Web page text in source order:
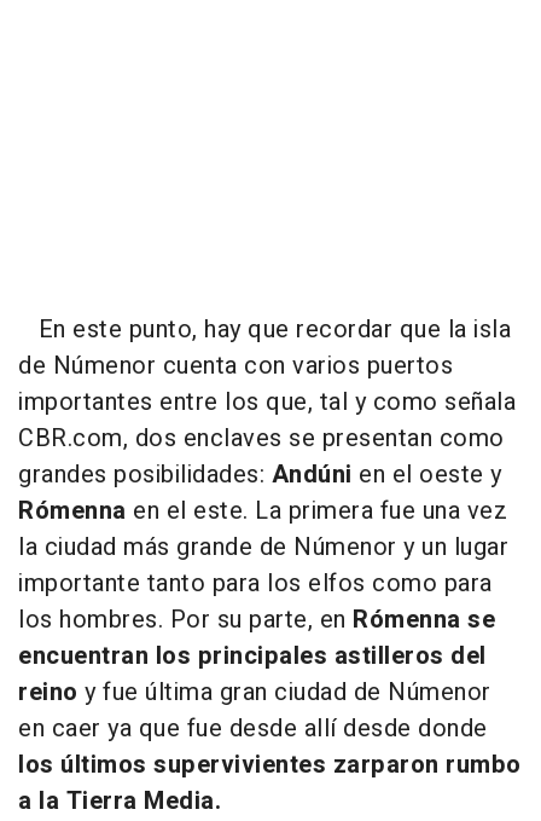
En este punto, hay que recordar que la isla
de Númenor cuenta con varios puertos
importantes entre los que, tal y como señala
CBR.com, dos enclaves se presentan como
grandes posibilidades: Andúni en el oeste y
Rómenna en el este. La primera fue una vez
la ciudad más grande de Númenor y un lugar
importante tanto para los elfos como para
los hombres. Por su parte, en Rómenna se
encuentran los principales astilleros del
reino y fue última gran ciudad de Númenor
en caer ya que fue desde allí desde donde
los últimos supervivientes zarparon rumbo
a la Tierra Media.